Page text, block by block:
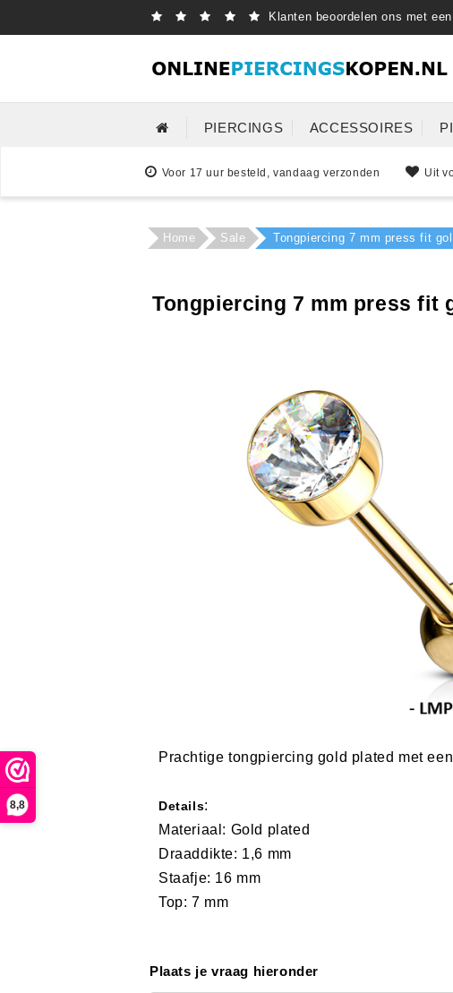
8,8
Klanten beoordelen ons met een
PIERCINGS ACCESSOIRES
Voor 17 uur besteld, vandaag verzonden Uit
Home Sale Tongpiercing 7 mm press fit
Tongpiercing 7 mm press fit
Prachtige tongpiercing gold plated met
Details:
Materiaal: Gold plated
Draaddikte: 1,6 mm
Staafje: 16 mm
Top: 7 mm
Plaats je vraag hieronder